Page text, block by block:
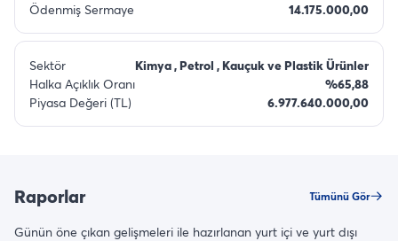
Ödenmiş Sermaye
14.175.000,00
Sektör
Kimya , Petrol , Kauçuk ve Plastik Ürünler
Halka Açıklık Oranı
%65,88
Piyasa Değeri (TL)
6.977.640.000,00
Raporlar Tümünü Gör
Günün öne çıkan gelişmeleri ile hazırlanan yurt içi ve yurt dışı